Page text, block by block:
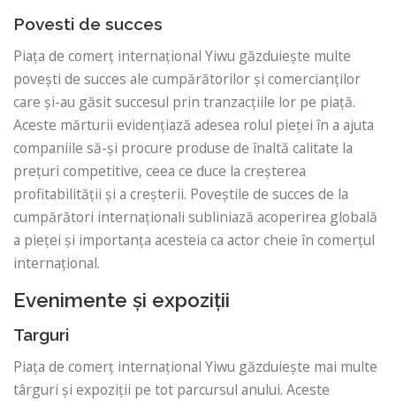
Povesti de succes
Piața de comerț internațional Yiwu găzduiește multe
povești de succes ale cumpărătorilor și comercianților
care și-au găsit succesul prin tranzacțiile lor pe piață.
Aceste mărturii evidențiază adesea rolul pieței în a ajuta
companiile să-și procure produse de înaltă calitate la
prețuri competitive, ceea ce duce la creșterea
profitabilității și a creșterii. Poveștile de succes de la
cumpărători internaționali subliniază acoperirea globală
a pieței și importanța acesteia ca actor cheie în comerțul
internațional.
Evenimente și expoziții
Targuri
Piața de comerț internațional Yiwu găzduiește mai multe
târguri și expoziții pe tot parcursul anului. Aceste